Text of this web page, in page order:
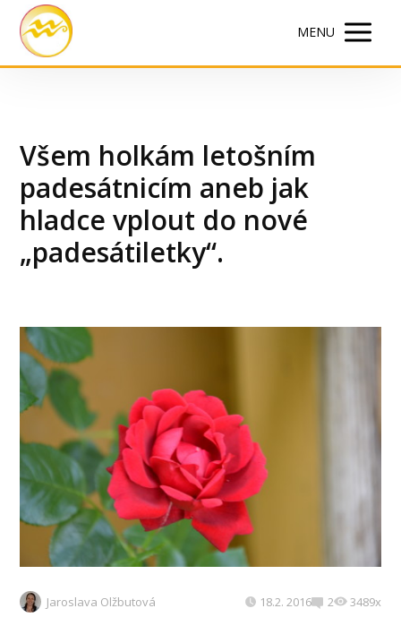
MENU
Všem holkám letošním
padesátnicím aneb jak
hladce vplout do nové
„padesátiletky“.
Jaroslava Olžbutová 18.2. 2016 2 3489x